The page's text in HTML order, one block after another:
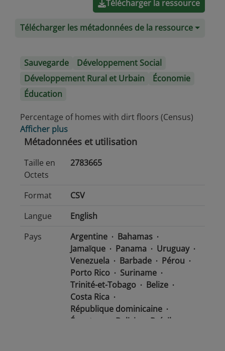
Télécharger la ressource
Télécharger les métadonnées de la ressource
Sauvegarde
Développement Social
Développement Rural et Urbain
Économie
Éducation
Percentage of homes with dirt floors (Census)
Afficher plus
Métadonnées et utilisation
Taille en
Octets
2783665
Format
CSV
Langue
English
Pays
Argentine
Bahamas
Jamaïque
Panama
Uruguay
Venezuela
Barbade
Pérou
Porto Rico
Suriname
Trinité-et-Tobago
Belize
Costa Rica
République dominicaine
Équateur
Bolivie
Brésil